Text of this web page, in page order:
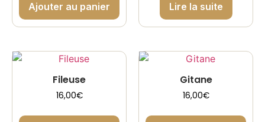
Ajouter au panier Lire la suite
Fileuse
16,00€
Gitane
16,00€